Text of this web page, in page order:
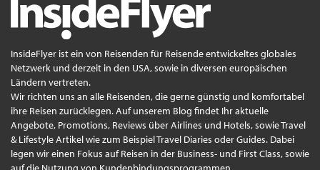
InsideFlyer ist ein von Reisenden für Reisende entwickeltes globales
Netzwerk und derzeit in den USA, sowie in diversen europäischen
Ländern vertreten.
Wir richten uns an alle Reisenden, die gerne günstig und komfortabel
ihre Reisen zurücklegen. Auf unserem Blog findet Ihr aktuelle
Angebote, Promotions, Reviews über Airlines und Hotels, sowie Travel
& Lifestyle Artikel wie zum Beispiel Travel Diaries oder Guides. Dabei
legen wir einen Fokus auf Reisen in der Business- und First Class, sowie